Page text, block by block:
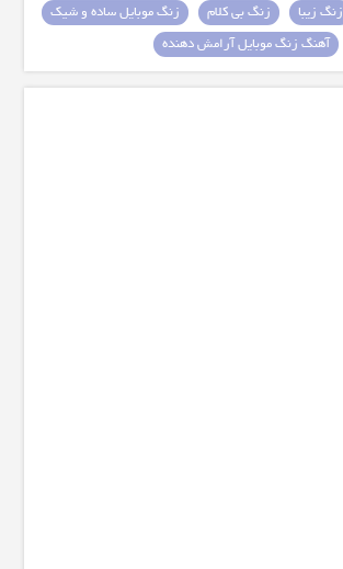
زنگ زیبا زنگ بی کلام
زنگ موبایل ساده و شیک
آهنگ زنگ موبایل آرامش دهنده